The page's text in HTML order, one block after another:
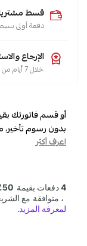
قسط مشترياتك
دفعة أولى
الإرجاع
خلال 7 أيام من تاريخ الاستلام، هو حقك تضمنه، حسب سياسة الاسترجاع
أو قسم فاتورتك
بدون رسوم تأخير،
اعرف أكثر